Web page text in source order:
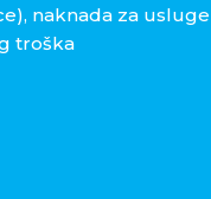
naknada za
troška